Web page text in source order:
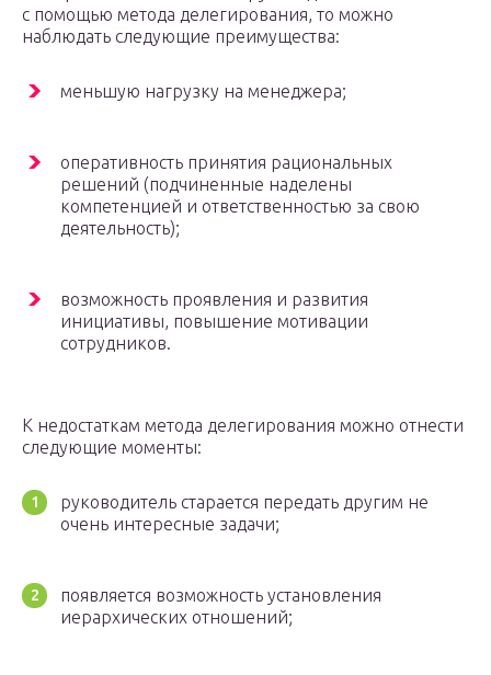
с помощью метода делегирования, то можно
наблюдать следующие преимущества:
меньшую нагрузку на менеджера;
оперативность принятия рациональных
решений (подчиненные наделены
компетенцией и ответственностью за свою
деятельность);
возможность проявления и развития
инициативы, повышение мотивации
сотрудников.
К недостаткам метода делегирования можно отнести
следующие моменты:
руководитель старается передать другим не
очень интересные задачи;
появляется возможность установления
иерархических отношений;